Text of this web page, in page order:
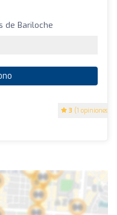
3 (1 opiniones)
de Bariloche